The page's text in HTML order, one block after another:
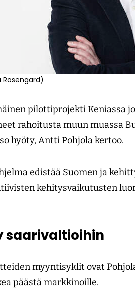
pilottiprojekti Keniassa
rahoitusta muun muassa
hyöty, Antti Pohjola kertoo.
edistää Suomen ja
kehitysvaikutusten
saarivaltioihin
myyntisyklit ovat
päästä markkinoille.